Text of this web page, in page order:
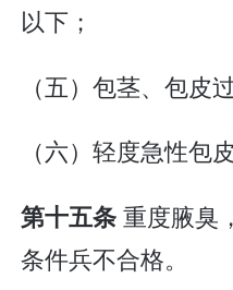
以下；
（五）包茎、包皮
（六）轻度急性包
第十五条重度腋臭
条件兵不合格。